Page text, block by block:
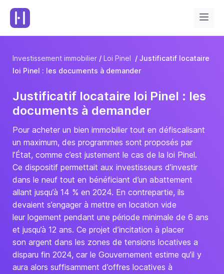
Investissement immobilier Loi Pinel
Justificatif locataire
loi Pinel : les documents à demander
Justificatif locataire loi Pinel : les
documents à demander
Pour acheter un bien immobilier tout en défiscalisant
un maximum, des programmes sont proposés par
l’État, comme c’est justement le cas de la loi Pinel.
Ce dispositif permettait aux investisseurs d’investir
dans le neuf tout en bénéficiant d’un abattement
allant jusqu’à 14 % en 2024. En contrepartie, ils
devaient s’engager à mettre en location vide
leur logement pendant une période minimale de 6 ans
et jusqu’à 12 ans. Ce projet d’incitation à placer
son argent dans les zones de tensions locatives a
disparu fin 2024, car le Gouvernement estime qu’il y
aura alors suffisamment d’offres locatives à